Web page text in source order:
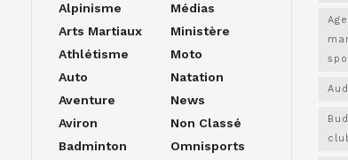
Alpinisme
Arts Martiaux
Athlétisme
Auto
Aventure
Aviron
Badminton
Médias
Ministère
Moto
Natation
News
Non Classé
Omnisports